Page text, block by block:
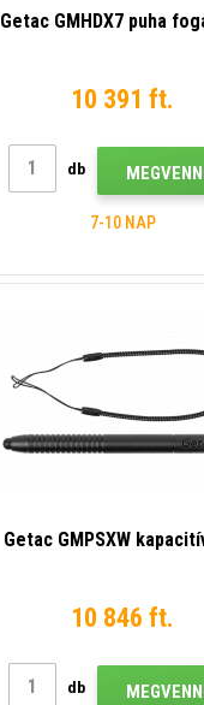
Getac GMHDX7 puha
10 391 ft.
db
7-10 NAP
Getac GMPSXW
10 846 ft.
db